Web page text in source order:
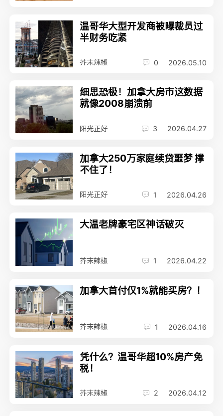
温哥华大型开发商被曝裁员过
半财务吃紧
芥末辣椒 0 2026.05.10
细思恐极！加拿大房市这数据
就像2008崩溃前
阳光正好 3 2026.04.27
加拿大250万家庭续贷噩梦 撑
不住了！
阳光正好 1 2026.04.26
大温老牌豪宅区神话破灭
芥末辣椒 1 2026.04.22
加拿大首付仅1%就能买房？！
芥末辣椒 1 2026.04.16
凭什么？温哥华超10%房产免
税！
芥末辣椒 2 2026.04.12